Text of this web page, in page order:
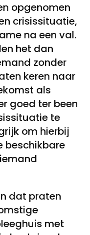
opgenomen
crisissituatie,
na een val.
het dan
zonder
keren naar
als
goed ter been
te
om hierbij
beschikbare
dat praten
met